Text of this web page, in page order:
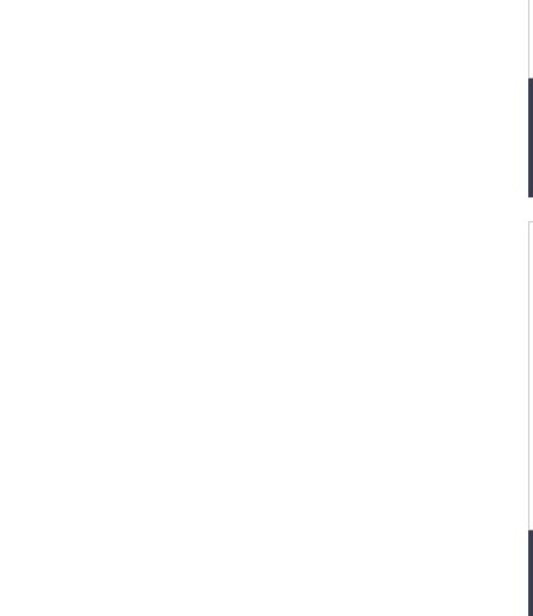
Caracteristici Remarcabile ale
Oferim atât textile 100% Poliester, cât și din
- 100% Poliester: Ideal pentru îmbrăcăminte
- Mezclă de Poliester: Combină poliesterul cu
pentru uniforme sau poliester-in pentru
Dezvoltăm lunar mostre noi pentru a rămâne
greutatea, textura, finisajul și îmbunătățirea
3. Control al producției de la început până la
Implicarea noastră în fiecare etapă a
ne permite să răspundem rapid și eficient